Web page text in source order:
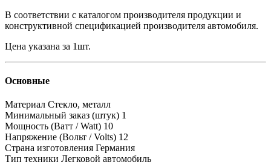
В соответствии с каталогом производителя продукции и
конструктивной спецификацией производителя автомобиля.
Цена указана за 1шт.
Основные
Материал Стекло, металл
Минимальный заказ (штук) 1
Мощность (Ватт / Watt) 10
Напряжение (Вольт / Volts) 12
Страна изготовления Германия
Тип техники Легковой автомобиль